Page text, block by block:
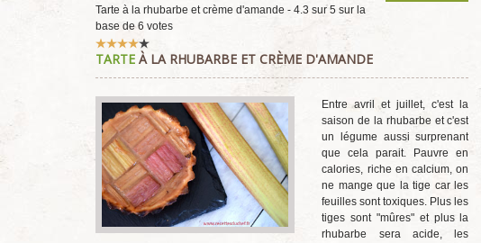
Tarte à la rhubarbe et crème d'amande - 4.3 sur5 sur la
base de 6 votes
Vote
utilisateur: 4 /5
TARTE À LA RHUBARBE ET CRÈME D'AMANDE
Entre avril et juillet, c'est la
saison de la rhubarbe et c'est
un légume aussi surprenant
que cela parait. Pauvre en
calories, riche en calcium, on
ne mange que la tige car les
feuilles sont toxiques. Plus les
tiges sont "mûres" et plus la
rhubarbe sera acide, les